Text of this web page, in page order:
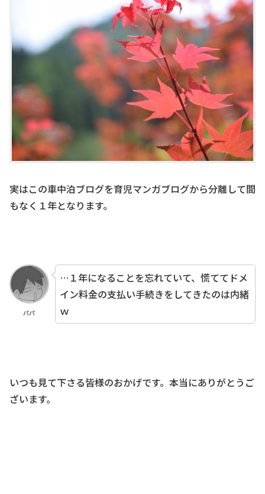
実はこの車中泊ブログを育児マンガブログから分離して間
もなく１年となります。
パパ
…１年になることを忘れていて、慌ててドメ
イン料金の支払い手続きをしてきたのは内緒
ｗ
いつも見て下さる皆様のおかげです。本当にありがとうご
ざいます。